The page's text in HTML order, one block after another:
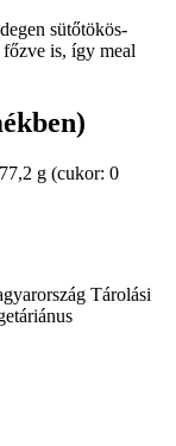
sütőtökös-
főzve is, így meal
g (cukor: 0
Tárolási